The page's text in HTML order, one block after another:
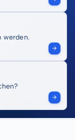
werden.